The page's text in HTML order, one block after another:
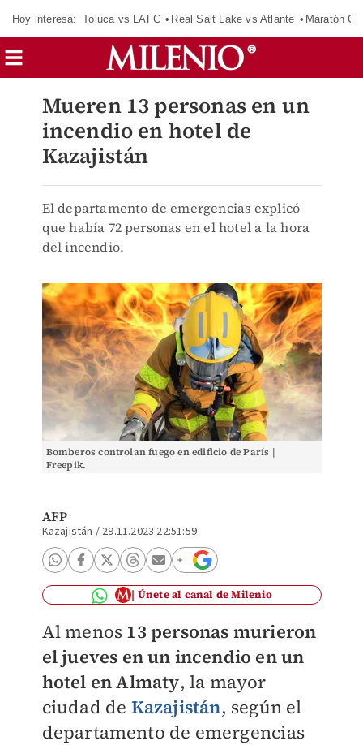
Hoy interesa: Toluca vs LAFC Real Salt Lake vs Atlante Maratón
Mueren 13 personas en un
incendio en hotel de
Kazajistán
El departamento de emergencias explicó
que había 72 personas en el hotel a la hora
del incendio.
Bomberos controlan fuego en edificio de París |
Freepik.
AFP
Kazajistán / 29.11.2023 22:51:59
Únete al canal de Milenio
Al menos 13 personas murieron
el jueves en un incendio en un
hotel en Almaty, la mayor
ciudad de Kazajistán, según el
departamento de emergencias